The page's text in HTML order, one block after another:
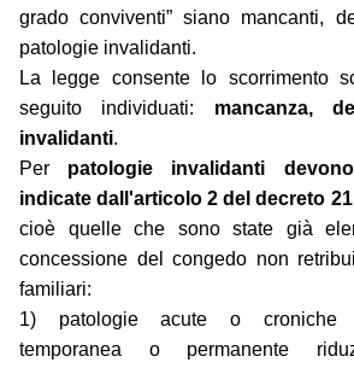
grado conviventi” siano mancanti,
patologie invalidanti.
La legge consente lo scorrimento
seguito individuati: mancanza,
invalidanti.
Per patologie invalidanti
indicate dall'articolo 2 del decreto
cioè quelle che sono state già
concessione del congedo non
familiari:
1) patologie acute o croniche
temporanea o permanente